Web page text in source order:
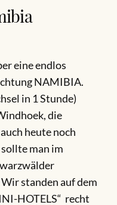
eine endlos
NAMIBIA.
in 1 Stunde)
die
heute noch
man im
standen auf dem
HOTELS“ recht